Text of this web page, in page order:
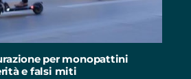
per monopattini
e falsi miti